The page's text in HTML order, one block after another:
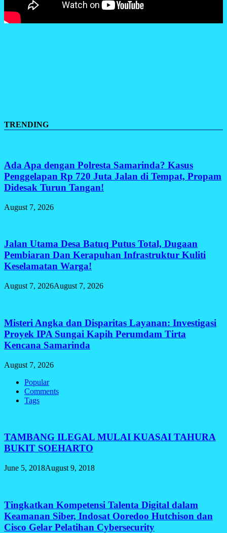
TRENDING
Ada Apa dengan Polresta Samarinda? Kasus
Penggelapan Rp 720 Juta Jalan di Tempat, Propam
Didesak Turun Tangan!
August 7, 2026
Jalan Utama Desa Batuq Putus Total, Dugaan
Pembiaran Dan Kerapuhan Infrastruktur Kuliti
Keselamatan Warga!
August 7, 2026August 7, 2026
Misteri Angka dan Disparitas Layanan: Investigasi
Proyek IPA Sungai Kapih Perumdam Tirta
Kencana Samarinda
August 7, 2026
Popular
Comments
Tags
TAMBANG ILEGAL MULAI KUASAI TAHURA
BUKIT SOEHARTO
June 5, 2018August 9, 2018
Tingkatkan Kompetensi Talenta Digital dalam
Keamanan Siber, Indosat Ooredoo Hutchison dan
Cisco Gelar Pelatihan Cybersecurity